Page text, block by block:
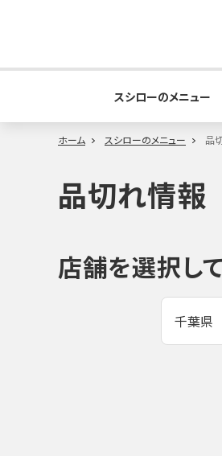
スシローのメニュー
ホーム スシローのメニュー 品
品切れ情報
店舗を選択して